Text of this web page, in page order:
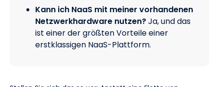
Kann ich NaaS mit meiner vorhandenen
Netzwerkhardware nutzen?Ja, und das
ist einer der größten Vorteile einer
erstklassigen NaaS-Plattform.